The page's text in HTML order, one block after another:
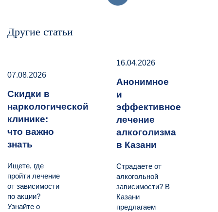
Другие статьи
07.08.2026
Скидки в
наркологической
клинике:
что важно
знать
Ищете, где
пройти лечение
от зависимости
по акции?
Узнайте о
16.04.2026
Анонимное
и
эффективное
лечение
алкоголизма
в Казани
Страдаете от
алкогольной
зависимости? В
Казани
предлагаем